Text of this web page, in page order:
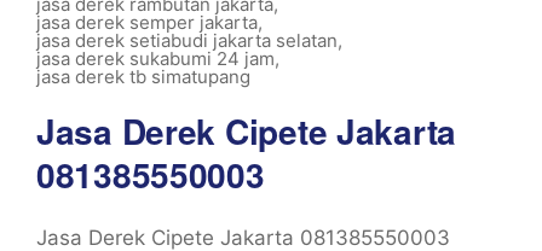
jasa derek semper jakarta,
jasa derek setiabudi jakarta selatan,
jasa derek sukabumi 24 jam,
jasa derek tb simatupang
Jasa Derek Cipete Jakarta
081385550003
Jasa Derek Cipete Jakarta 081385550003